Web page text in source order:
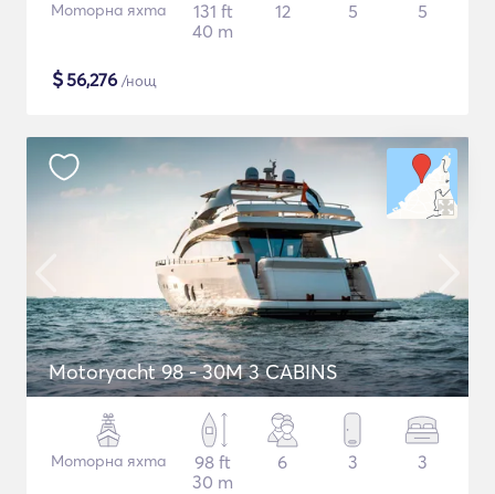
Моторна яхта
131 ft
40 m
12 5 5
$56,276 /нощ
Motoryacht 98 - 30M 3 CABINS
Моторна яхта
98 ft
30 m
6 3 3